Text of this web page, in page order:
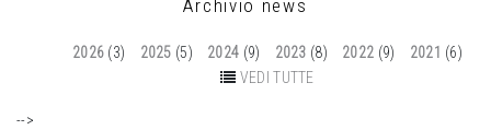
Archivio news
2026 (3) 2025 (5) 2024 (9) 2023 (8) 2022 (9) 2021 (6)
VEDI TUTTE
-->